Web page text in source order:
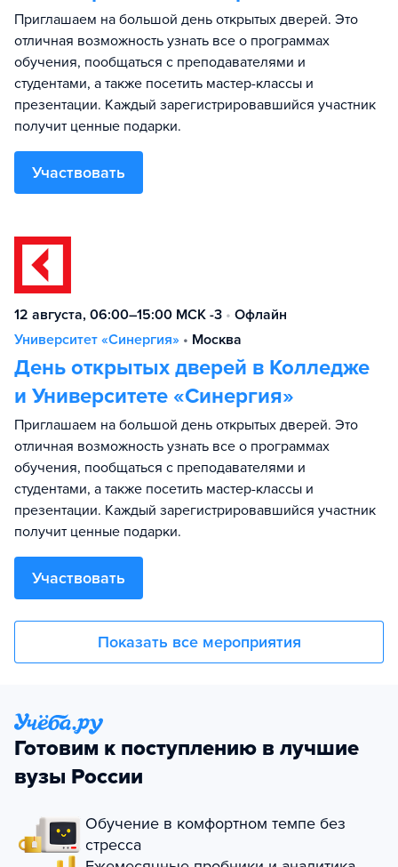
Приглашаем на большой день открытых дверей. Это
отличная возможность узнать все о программах
обучения, пообщаться с преподавателями и
студентами, а также посетить мастер-классы и
презентации. Каждый зарегистрировавшийся участник
получит ценные подарки.
Участвовать
12 августа, 06:00–15:00 МСК -3 • Офлайн
Университет «Синергия» • Москва
День открытых дверей в Колледже
и Университете «Синергия»
Приглашаем на большой день открытых дверей. Это
отличная возможность узнать все о программах
обучения, пообщаться с преподавателями и
студентами, а также посетить мастер-классы и
презентации. Каждый зарегистрировавшийся участник
получит ценные подарки.
Участвовать
Показать все мероприятия
Готовим к поступлению в лучшие
вузы России
Обучение в комфортном темпе без
стресса